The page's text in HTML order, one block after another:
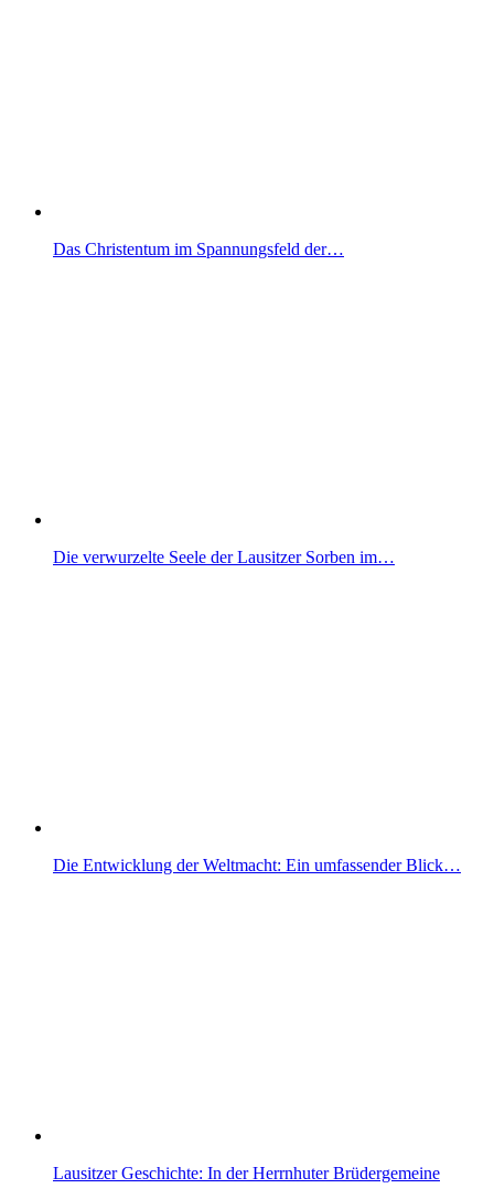
Das Christentum im Spannungsfeld der…
Die verwurzelte Seele der Lausitzer Sorben im…
Die Entwicklung der Weltmacht: Ein umfassender Blick…
Lausitzer Geschichte: In der Herrnhuter Brüdergemeine